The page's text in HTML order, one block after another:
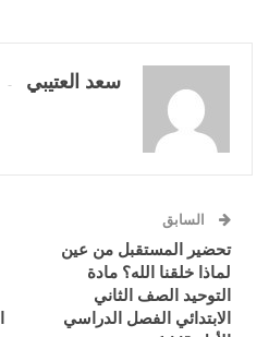
سعد العتيبي
السابق
تحضير المستقبل من عين
لماذا خلقنا الله؟ مادة
التوحيد الصف الثاني
الابتدائي الفصل الدراسي